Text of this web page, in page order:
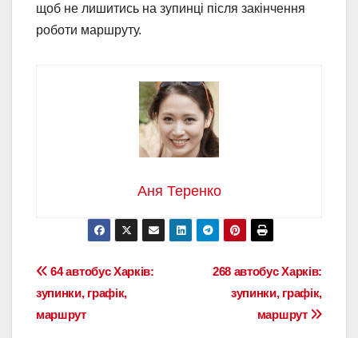
щоб не лишитись на зупинці після закінчення
роботи маршруту.
Аня Теренко
Навігація
записів
268 автобус Харків:
зупинки, графік,
маршрут
64 автобус Харків:
зупинки, графік,
маршрут